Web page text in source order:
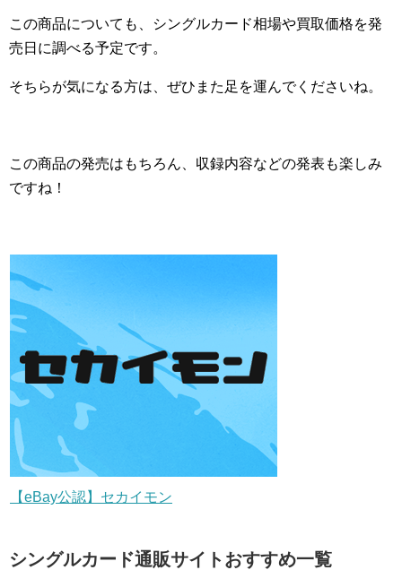
この商品についても、シングルカード相場や買取価格を発
売日に調べる予定です。
そちらが気になる方は、ぜひまた足を運んでくださいね。
この商品の発売はもちろん、収録内容などの発表も楽しみ
ですね！
【eBay公認】セカイモン
シングルカード通販サイトおすすめ一覧